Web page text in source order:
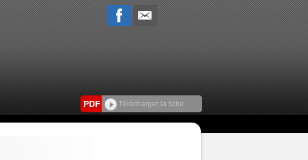
PDF Télécharger la fiche